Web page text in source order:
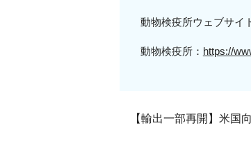
動物検疫所ウェブサイ
動物検疫所： https://
【輸出一部再開】米